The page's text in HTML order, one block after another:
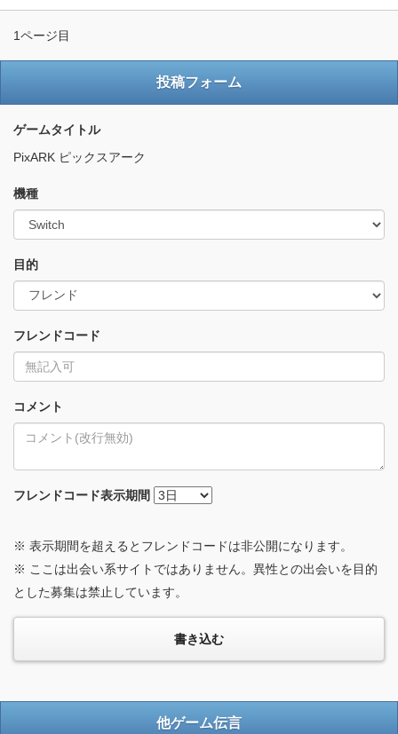
1ページ目
投稿フォーム
ゲームタイトル
PixARK ピックスアーク
機種
目的
フレンドコード
コメント
フレンドコード表示期間
※ 表示期間を超えるとフレンドコードは非公開になります。
※ ここは出会い系サイトではありません。異性との出会いを目的
とした募集は禁止しています。
他ゲーム伝言